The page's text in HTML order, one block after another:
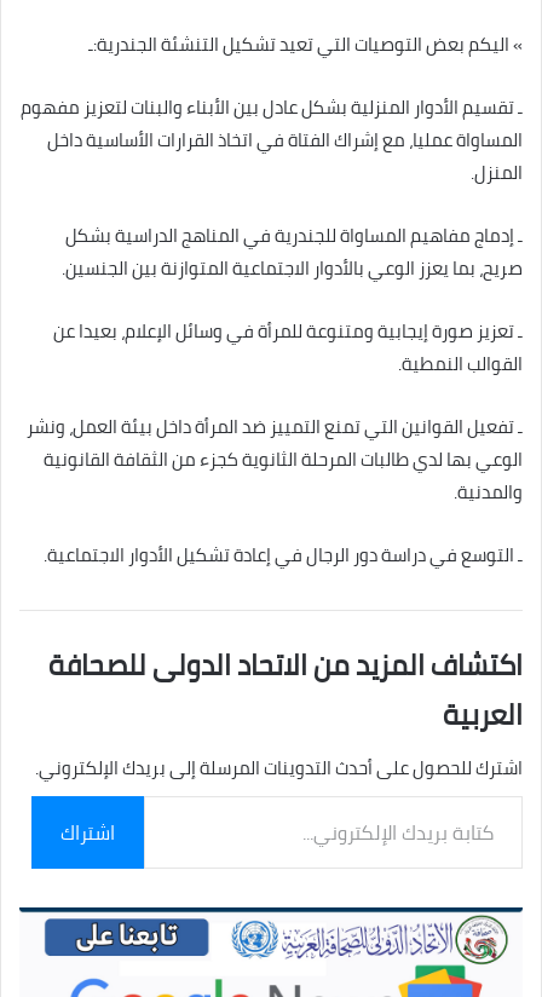
» اليكم بعض التوصيات التي تعيد تشكيل التنشئة الجندرية:ـ
ـ تقسيم الأدوار المنزلية بشكل عادل بين الأبناء والبنات لتعزيز مفهوم
المساواة عمليا، مع إشراك الفتاة في اتخاذ القرارات الأساسية داخل
المنزل.
ـ إدماج مفاهيم المساواة للجندرية في المناهج الدراسية بشكل
صريح، بما يعزز الوعي بالأدوار الاجتماعية المتوازنة بين الجنسين.
ـ تعزيز صورة إيجابية ومتنوعة للمرأة في وسائل الإعلام، بعيدا عن
القوالب النمطية.
ـ تفعيل القوانين التي تمنع التمييز ضد المرأة داخل بيئة العمل، ونشر
الوعي بها لدي طالبات المرحلة الثانوية كجزء من الثقافة القانونية
والمدنية.
ـ التوسع في دراسة دور الرجال في إعادة تشكيل الأدوار الاجتماعية.
اكتشاف المزيد من الاتحاد الدولى للصحافة
العربية
اشترك للحصول على أحدث التدوينات المرسلة إلى بريدك الإلكتروني.
بريدك
الإلكتروني...
اشتراك